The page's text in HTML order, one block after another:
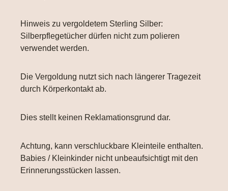
Hinweis zu vergoldetem Sterling Silber:
Silberpflegetücher dürfen nicht zum polieren
verwendet werden.
Die Vergoldung nutzt sich nach längerer Tragezeit
durch Körperkontakt ab.
Dies stellt keinen Reklamationsgrund dar.
Achtung, kann verschluckbare Kleinteile enthalten.
Babies / Kleinkinder nicht unbeaufsichtigt mit den
Erinnerungsstücken lassen.